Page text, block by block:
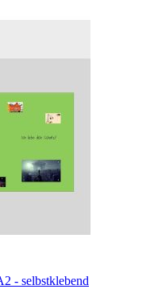
- selbstklebend